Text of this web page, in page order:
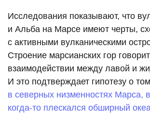
Исследования показывают, что
и Альба на Марсе имеют черты,
с активными вулканическими
Строение марсианских гор
взаимодействии между лавой и
И это подтверждает гипотезу о
в северных низменностях Марса,
когда-то плескался обширный